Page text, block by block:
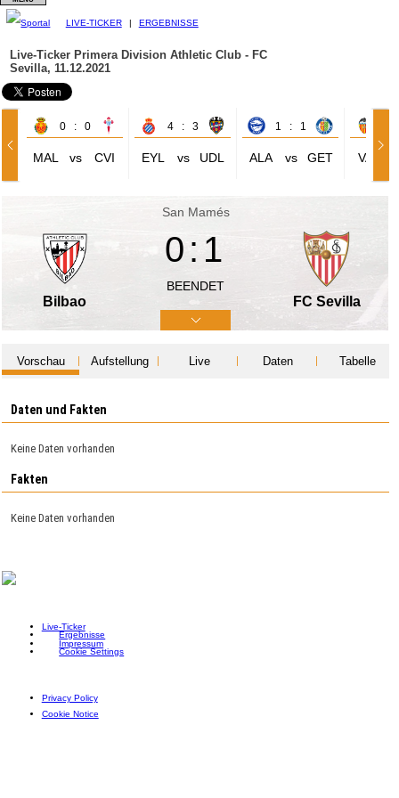
LIVE-TICKER | ERGEBNISSE
Live-Ticker Primera Division Athletic Club - FC
Sevilla, 11.12.2021
0 : 0
MAL vs CVI
4 : 3
EYL vs UDL
1 : 1
ALA vs GET VAL
San Mamés
Bilbao
0:1
BEENDET
FC Sevilla
Vorschau Aufstellung Live Daten Tabelle
Daten und Fakten
Keine Daten vorhanden
Fakten
Keine Daten vorhanden
Live-Ticker
Ergebnisse
Impressum
Cookie Settings
Privacy Policy
Cookie Notice